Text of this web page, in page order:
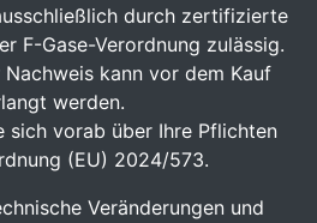
durch zertifizierte
F-Gase-Verordnung zulässig.
kann vor dem Kauf
werden.
sich vorab über Ihre Pflichten
(EU) 2024/573.
Veränderungen und